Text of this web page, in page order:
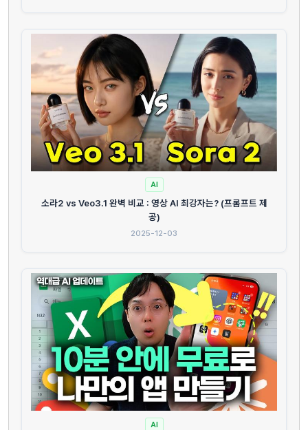
AI
소라2 vs Veo3.1 완벽 비교 : 영상 AI 최강자는? (프롬프트 제
공)
2025-12-03
AI